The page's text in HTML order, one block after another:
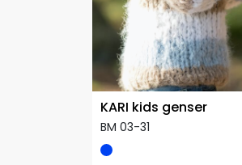
KARI kids genser
BM 03-31